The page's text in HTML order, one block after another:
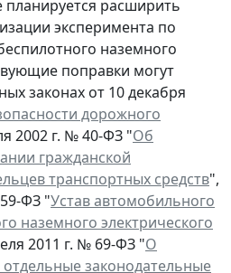
расширить
эксперимента по
наземного
поправки могут
законах от 10 декабря
дорожного
2002 г. № 40-ФЗ "Об
гражданской
транспортных средств",
ФЗ "Устав автомобильного
наземного электрического
2011 г. № 69-ФЗ "О
законодательные